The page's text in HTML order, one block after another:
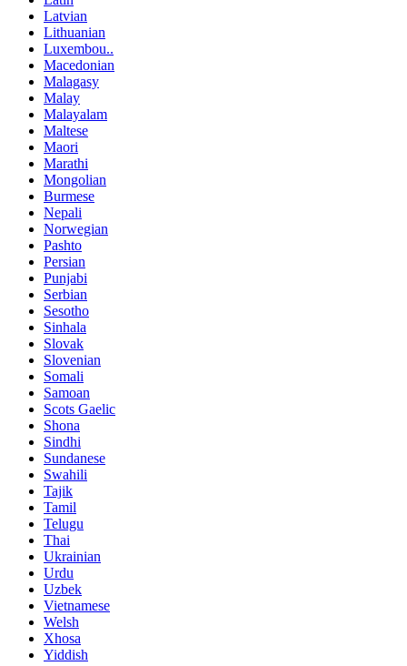
Latvian
Lithuanian
Luxembou..
Macedonian
Malagasy
Malay
Malayalam
Maltese
Maori
Marathi
Mongolian
Burmese
Nepali
Norwegian
Pashto
Persian
Punjabi
Serbian
Sesotho
Sinhala
Slovak
Slovenian
Somali
Samoan
Scots Gaelic
Shona
Sindhi
Sundanese
Swahili
Tajik
Tamil
Telugu
Thai
Ukrainian
Urdu
Uzbek
Vietnamese
Welsh
Xhosa
Yiddish